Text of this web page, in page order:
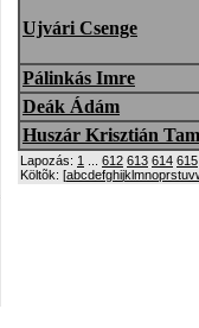
Ujvári Csenge
Pálinkás Imre
Deák Ádám
Huszár Krisztián
Lapozás: 1 612 613 614 615
Költõk: [abcdefghijklmnoprstuv